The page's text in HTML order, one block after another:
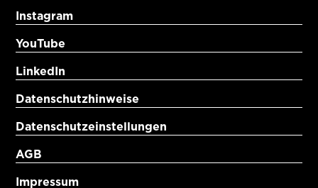
Instagram
YouTube
LinkedIn
Datenschutzhinweise
Datenschutzeinstellungen
AGB
Impressum